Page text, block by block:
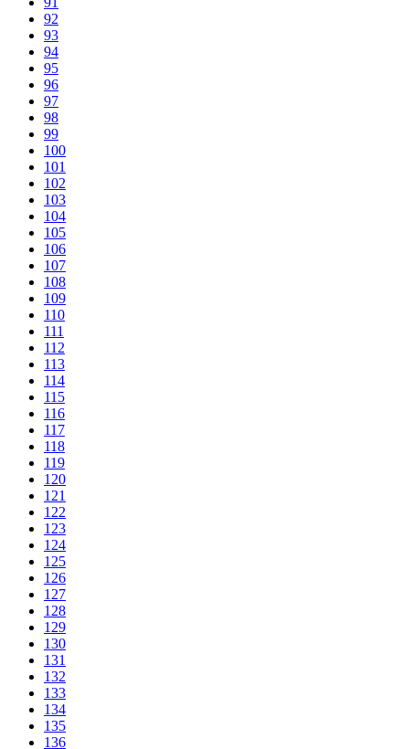
92
93
94
95
96
97
98
99
100
101
102
103
104
105
106
107
108
109
110
111
112
113
114
115
116
117
118
119
120
121
122
123
124
125
126
127
128
129
130
131
132
133
134
135
136